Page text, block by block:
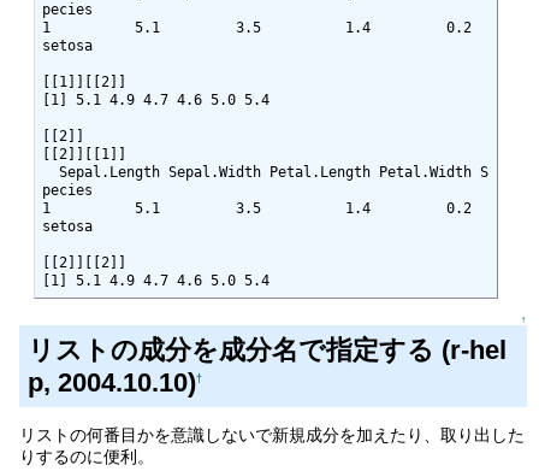
pecies
1          5.1         3.5          1.4         0.2
setosa
[[1]][[2]]
[1] 5.1 4.9 4.7 4.6 5.0 5.4
[[2]]
[[2]][[1]]
pecies
1          5.1         3.5          1.4         0.2
setosa
[[2]][[2]]
[1] 5.1 4.9 4.7 4.6 5.0 5.4
↑
リストの成分を成分名で指定する (r-hel
p, 2004.10.10)†
リストの何番目かを意識しないで新規成分を加えたり、取り出した
りするのに便利。